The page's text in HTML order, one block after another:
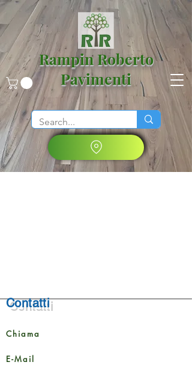
Rampin Roberto
Pavimenti
Contatti
Chiama
E-Mail